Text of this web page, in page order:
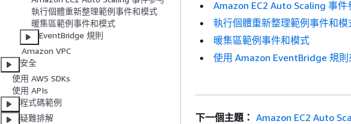
執行個體重新整理範例事件和模式
暖集區範例事件和模式
EventBridge 規則
Amazon VPC
安全
使用 AWS SDKs
使用 APIs
程式碼範例
疑難排解
Amazon EC2 Auto Scaling 事件
執行個體重新整理範例事件和模
暖集區範例事件和模式
使用 Amazon EventBridge 規
下一個主題： Amazon EC2 Auto